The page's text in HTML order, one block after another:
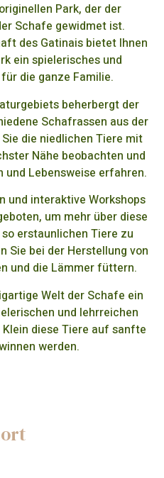
Park, der der
Schafe gewidmet ist.
des Gatinais bietet Ihnen
ein spielerisches und
die ganze Familie.
beherbergt der
Schafrassen aus der
die niedlichen Tiere mit
Nähe beobachten und
und Lebensweise erfahren.
und interaktive Workshops
um mehr über diese
erstaunlichen Tiere zu
Sie bei der Herstellung von
und die Lämmer füttern.
Welt der Schafe ein
und lehrreichen
diese Tiere auf sanfte
werden.